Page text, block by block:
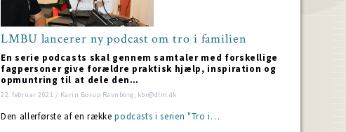
LMBU lancerer ny podcast om tro i familien
En serie podcasts skal gennem samtaler med forskellige
fagpersoner give forældre praktisk hjælp, inspiration og
opmuntring til at dele den…
22. februar 2021 / Karin Borup Ravnborg; kbr@dlm.dk
Den allerførste af en rækkepodcasts i serien "Tro i…